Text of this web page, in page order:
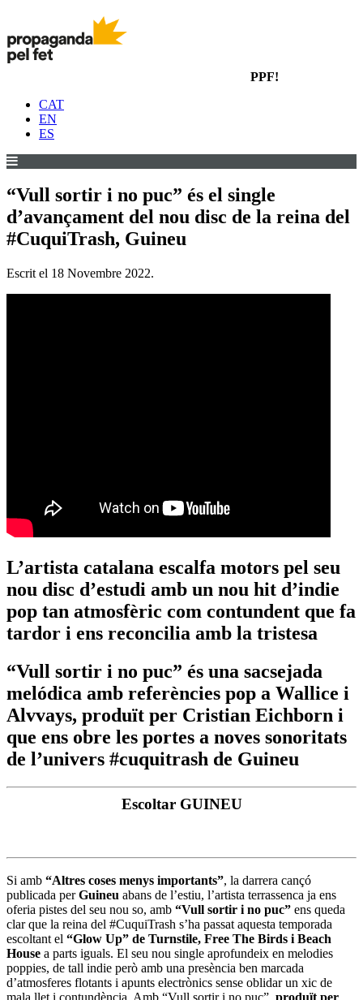
PPF!
CAT
EN
ES
“Vull sortir i no puc” és el single
d’avançament del nou disc de la reina del
#CuquiTrash, Guineu
Escrit el 18 Novembre 2022.
L’artista catalana escalfa motors pel seu
nou disc d’estudi amb un nou hit d’indie
pop tan atmosfèric com contundent que fa
tardor i ens reconcilia amb la tristesa
“Vull sortir i no puc” és una sacsejada
melódica amb referències pop a Wallice i
Alvvays, produït per Cristian Eichborn i
que ens obre les portes a noves sonoritats
de l’univers #cuquitrash de Guineu
Escoltar GUINEU
Si amb “Altres coses menys importants”, la darrera cançó
publicada perGuineu abans de l’estiu, l’artista terrassenca ja ens
oferia pistes del seu nou so, amb “Vull sortir i no puc” ens queda
clar que la reina del #CuquiTrash s’ha passat aquesta temporada
escoltant el “Glow Up” de Turnstile, Free The Birds i Beach
House a parts iguals. El seu nou single aprofundeix en melodies
poppies, de tall indie però amb una presència ben marcada
d’atmosferes flotants i apunts electrònics sense oblidar un xic de